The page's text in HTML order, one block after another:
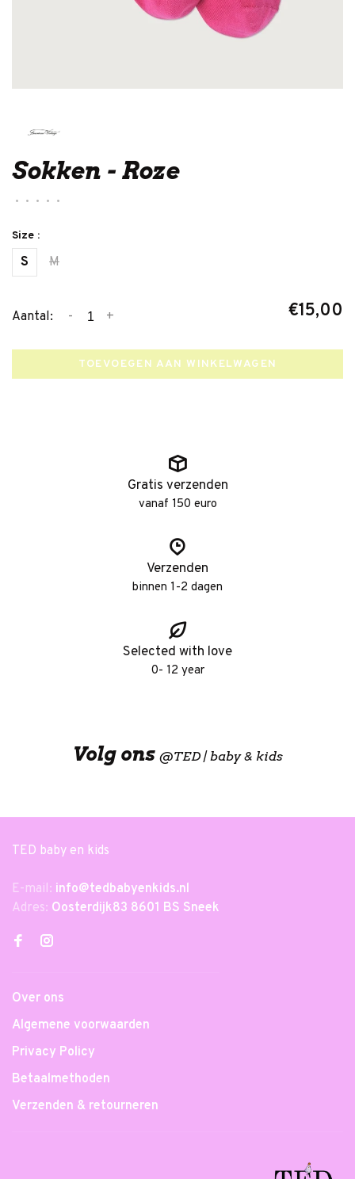
Sokken - Roze
• • • • •
Size :
S M
Aantal: +
- €15,00
TOEVOEGEN AAN WINKELWAGEN
Gratis verzenden
vanaf 150 euro
Verzenden
binnen 1-2 dagen
Selected with love
0- 12 year
Volg ons @TED | baby & kids
TED baby en kids
E-mail: info@tedbabyenkids.nl
Adres: Oosterdijk83 8601 BS Sneek
Over ons
Algemene voorwaarden
Privacy Policy
Betaalmethoden
Verzenden & retourneren